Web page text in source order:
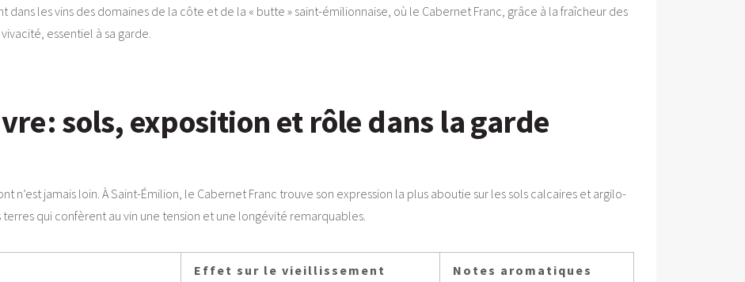
les vins des domaines de la côte et de la « butte » saint-émilionnaise, où le Cabernet Franc, grâce à la fraîcheur des
essentiel à sa garde.
: sols, exposition et rôle dans la garde
n’est jamais loin. À Saint-Émilion, le Cabernet Franc trouve son expression la plus aboutie sur les sols calcaires et argilo-
qui confèrent au vin une tension et une longévité remarquables.
Effet sur le vieillissement
Notes aromatiques